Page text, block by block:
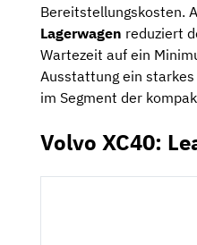
Bereitstellungskosten.
Lagerwagen reduziert
Wartezeit auf ein
Ausstattung ein
im Segment der
Volvo XC40: